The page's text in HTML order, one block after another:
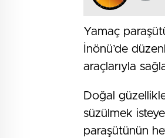
Yamaç
İnönü’de
araçlarıyla
Doğal
süzülmek
paraşütünün